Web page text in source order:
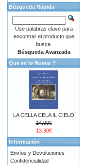
Búsqueda Rápida
Use palabras clave para
encontrar el producto que
busca.
Búsqueda Avanzada
Que es lo Nuevo ?
LA CELLA CELA IL CIELO
14.00€
13.30€
Información
Envíos y Devoluciones
Confidencialidad